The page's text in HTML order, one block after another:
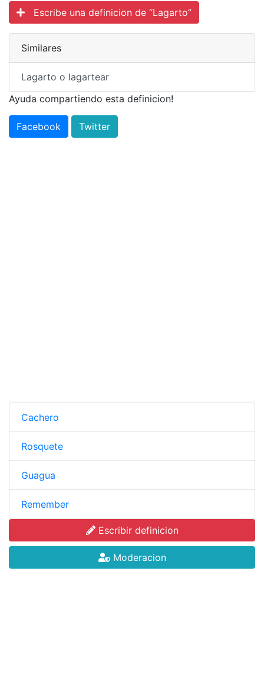
Escribe una definicion de “Lagarto”
Similares
Lagarto o lagartear
Ayuda compartiendo esta definicion!
Facebook Twitter
Cachero
Rosquete
Guagua
Remember
Escribir definicion
Moderacion